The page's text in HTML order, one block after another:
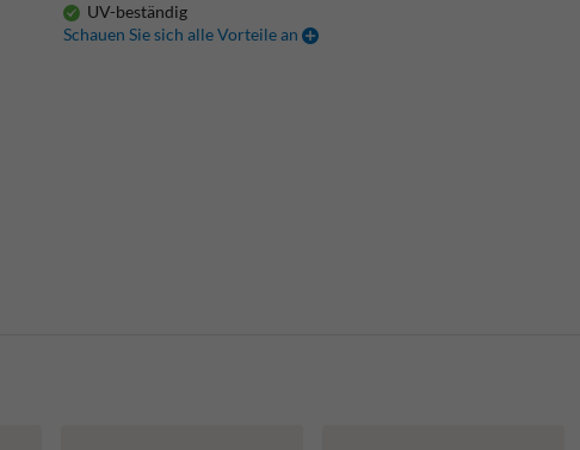
UV-beständig
Schauen Sie sich alle Vorteile an